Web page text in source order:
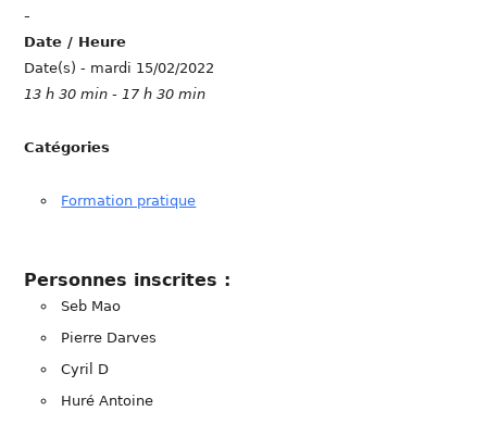
-
Date / Heure
Date(s) - mardi 15/02/2022
13 h 30 min - 17 h 30 min
Catégories
Formation pratique
Personnes inscrites :
Seb Mao
Pierre Darves
Cyril D
Huré Antoine